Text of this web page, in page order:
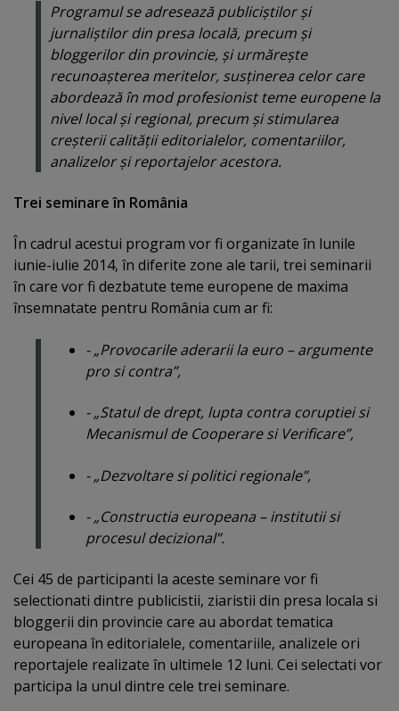
Programul se adresează publiciştilor şi
jurnaliştilor din presa locală, precum şi
bloggerilor din provincie, şi urmăreşte
recunoaşterea meritelor, susţinerea celor care
abordează în mod profesionist teme europene la
nivel local şi regional, precum şi stimularea
creşterii calităţii editorialelor, comentariilor,
analizelor şi reportajelor acestora.
Trei seminare în România
În cadrul acestui program vor fi organizate în lunile
iunie-iulie 2014, în diferite zone ale tarii, trei seminarii
în care vor fi dezbatute teme europene de maxima
însemnatate pentru România cum ar fi:
- „Provocarile aderarii la euro – argumente
pro si contra”,
- „Statul de drept, lupta contra coruptiei si
Mecanismul de Cooperare si Verificare”,
- „Dezvoltare si politici regionale”,
- „Constructia europeana – institutii si
procesul decizional”.
Cei 45 de participanti la aceste seminare vor fi
selectionati dintre publicistii, ziaristii din presa locala si
bloggerii din provincie care au abordat tematica
europeana în editorialele, comentariile, analizele ori
reportajele realizate în ultimele 12 luni. Cei selectati vor
participa la unul dintre cele trei seminare.